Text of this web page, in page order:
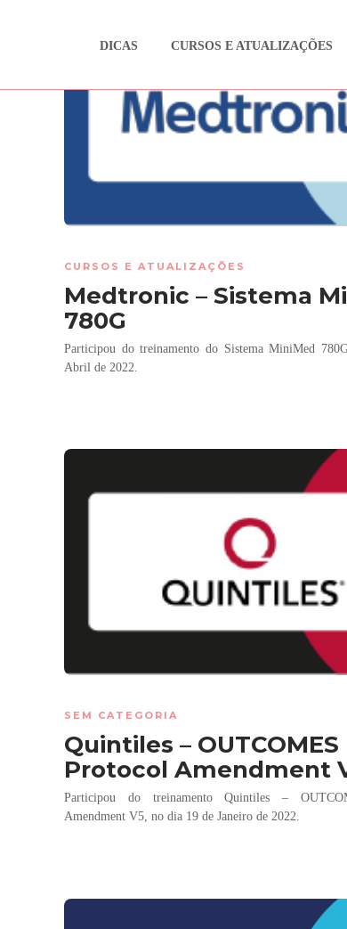
DICAS CURSOS E ATUALIZAÇÕES
CURSOS E ATUALIZAÇÕES
Medtronic – Sistema
780G
Participou do treinamento do Sistema MiniMed
Abril de 2022.
SEM CATEGORIA
Quintiles – OUTCOMES
Protocol Amendment
Participou do treinamento Quintiles –
Amendment V5, no dia 19 de Janeiro de 2022.